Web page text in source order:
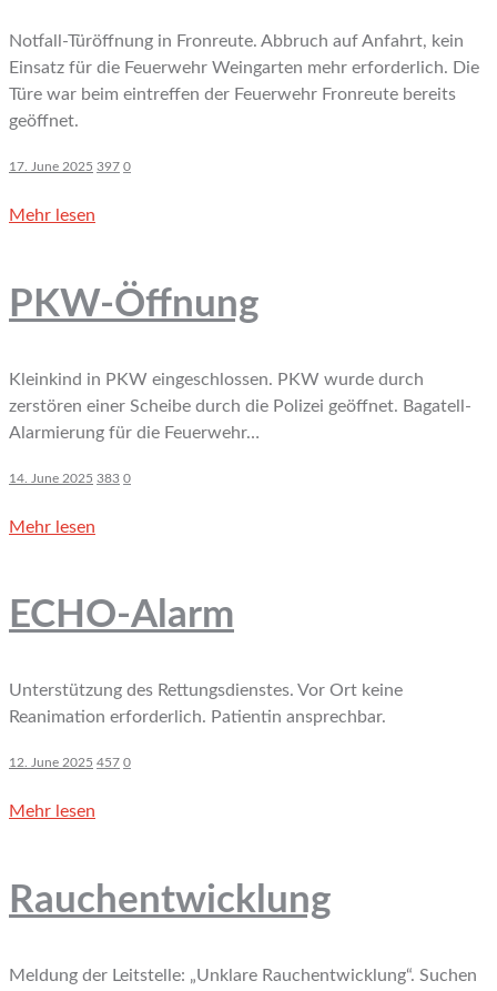
Notfall-Türöffnung in Fronreute. Abbruch auf Anfahrt, kein
Einsatz für die Feuerwehr Weingarten mehr erforderlich. Die
Türe war beim eintreffen der Feuerwehr Fronreute bereits
geöffnet.
17. June 2025 397 0
Mehr lesen
PKW-Öffnung
Kleinkind in PKW eingeschlossen. PKW wurde durch
zerstören einer Scheibe durch die Polizei geöffnet. Bagatell-
Alarmierung für die Feuerwehr…
14. June 2025 383 0
Mehr lesen
ECHO-Alarm
Unterstützung des Rettungsdienstes. Vor Ort keine
Reanimation erforderlich. Patientin ansprechbar.
12. June 2025 457 0
Mehr lesen
Rauchentwicklung
Meldung der Leitstelle: „Unklare Rauchentwicklung“. Suchen